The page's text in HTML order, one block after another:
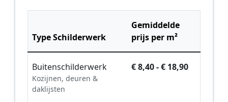
Type Schilderwerk
Gemiddelde
prijs per m²
Buitenschilderwerk
Kozijnen, deuren &
daklijsten
€ 8,40 - € 18,90